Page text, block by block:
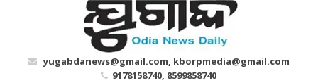
yugabdanews@gmail.com, kborpmedia@gmail.com
9178158740, 8599858740